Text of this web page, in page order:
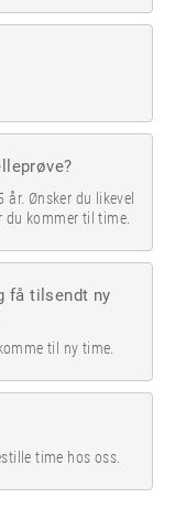
år. Ønsker du likevel
du kommer til time.
få tilsendt ny
til ny time.
time hos oss.